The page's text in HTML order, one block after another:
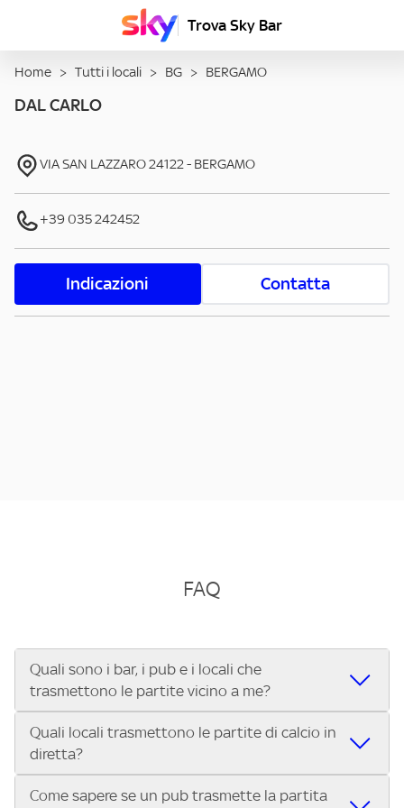
Trova Sky Bar
Home > Tutti i locali > BG > BERGAMO
DAL CARLO
VIA SAN LAZZARO24122- BERGAMO
+39 035 242452
Indicazioni Contatta
FAQ
Quali sono i bar, i pub e i locali che
trasmettono le partite vicino a me?
Se cerchi un bar, pub, ristorante o locale vicino a te per
vedere le partite di Serie A ENILIVE, la Serie C Sky Wifi, la
UEFA Champions League, la UEFA Europa League, la UEFA
Conference League, il Tennis, la Formula 1®, la MotoGP™ e
Quali locali trasmettono le partite di calcio in
diretta?
Vuoi sapere quali bar, pub o ristoranti mostrano le partite
Come sapere se un pub trasmette la partita